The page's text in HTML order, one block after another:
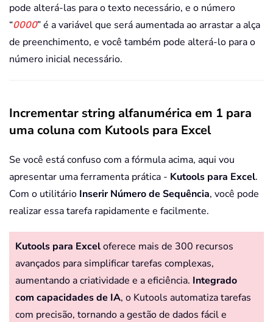
pode alterá-las para o texto necessário, e o número
“0000” é a variável que será aumentada ao arrastar a alça
de preenchimento, e você também pode alterá-lo para o
número inicial necessário.
Incrementar string alfanumérica em 1 para
uma coluna com Kutools para Excel
Se você está confuso com a fórmula acima, aqui vou
apresentar uma ferramenta prática - Kutools para Excel.
Com o utilitário Inserir Número de Sequência, você pode
realizar essa tarefa rapidamente e facilmente.
Kutools para Exceloferece mais de 300 recursos
avançados para simplificar tarefas complexas,
aumentando a criatividade e a eficiência. Integrado
com capacidades de IA, o Kutools automatiza tarefas
com precisão, tornando a gestão de dados fácil e